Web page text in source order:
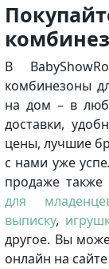
В
комбинезоны
на дом – в
доставки,
цены, лучшие
с нами уже
продаже также
для
выписку,
другое. Вы
онлайн на